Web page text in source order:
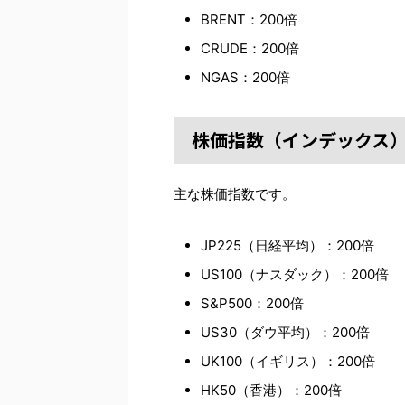
BRENT：200倍
CRUDE：200倍
NGAS：200倍
株価指数（インデックス
主な株価指数です。
JP225（日経平均）：200倍
US100（ナスダック）：200倍
S&P500：200倍
US30（ダウ平均）：200倍
UK100（イギリス）：200倍
HK50（香港）：200倍